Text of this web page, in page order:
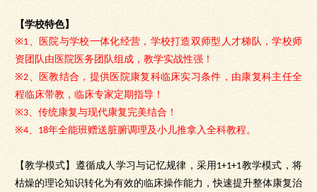
【学校特色】
※1、医院与学校一体化经营，学校打造双师型人才梯队，学校师
资团队由医院医务团队组成，教学实战性强！
※2、医教结合，提供医院康复科临床实习条件，由康复科主任全
程临床带教，临床专家定期指导！
※3、传统康复与现代康复完美结合！
※4、 18年全能班赠送脏腑调理及小儿推拿入全科教程。
【教学模式】遵循成人学习与记忆规律，采用 1+1+1教学模式，将
枯燥的理论知识转化为有效的临床操作能力，快速提升整体康复治